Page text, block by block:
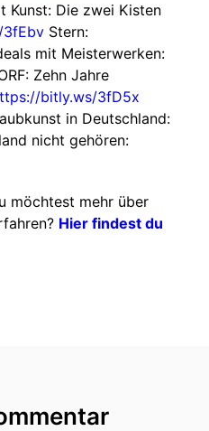
Kunst: Die zwei Kisten
Stern:
mit Meisterwerken:
Zehn Jahre
bitly.ws/3fD5x
in Deutschland:
nicht gehören:
möchtest mehr über
Hier findest du